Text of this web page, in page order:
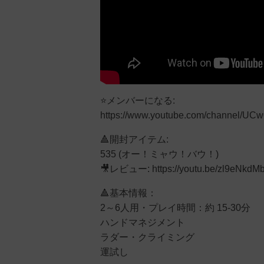
⭐メンバーになる:
https://www.youtube.com/channel/
🔺開封アイテム:
535 (オー！ミャウ！バウ！)
🎥レビュー: https://youtu.be/
🔺基本情報：
2～6人用・プレイ時間：約 15-30分
ハンドマネジメント
ラダー・クライミング
運試し